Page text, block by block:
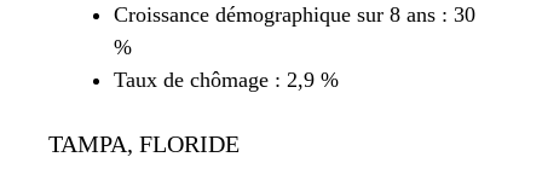
Croissance démographique sur 8 ans : 30
%
Taux de chômage : 2,9 %
TAMPA, FLORIDE